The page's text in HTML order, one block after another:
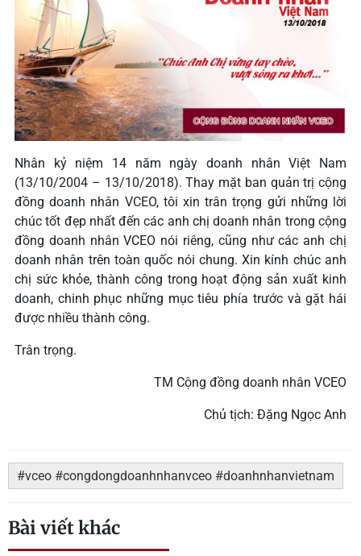
Nhân kỷ niệm 14 năm ngày doanh nhân Việt Nam
(13/10/2004 – 13/10/2018). Thay mặt ban quản trị cộng
đồng doanh nhân VCEO, tôi xin trân trọng gửi những lời
chúc tốt đẹp nhất đến các anh chị doanh nhân trong cộng
đồng doanh nhân VCEO nói riêng, cũng như các anh chị
doanh nhân trên toàn quốc nói chung. Xin kính chúc anh
chị sức khỏe, thành công trong hoạt động sản xuất kinh
doanh, chinh phục những mục tiêu phía trước và gặt hái
được nhiều thành công.
Trân trọng.
TM Cộng đồng doanh nhân VCEO
Chủ tịch: Đặng Ngọc Anh
#vceo #congdongdoanhnhanvceo #doanhnhanvietnam
Bài viết khác